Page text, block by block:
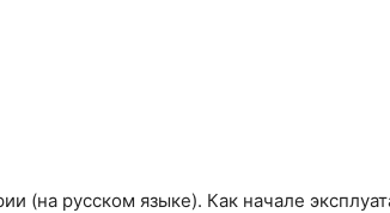
(на русском языке). Как начале